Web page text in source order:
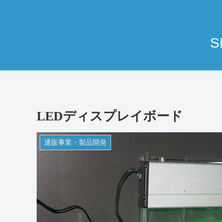
LEDディスプレイボード
通販事業・製品開発